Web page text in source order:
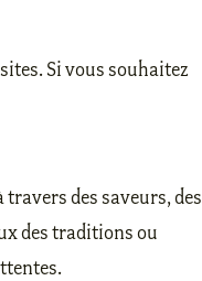
Si vous souhaitez
des saveurs, des
des traditions ou